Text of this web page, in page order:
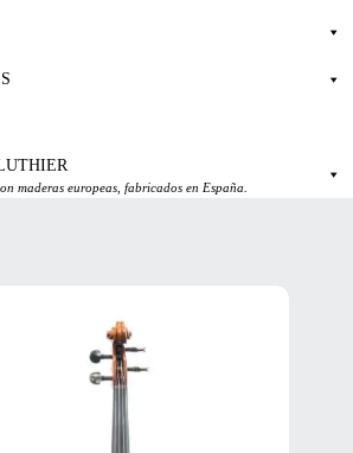
maderas europeas, fabricados en España.